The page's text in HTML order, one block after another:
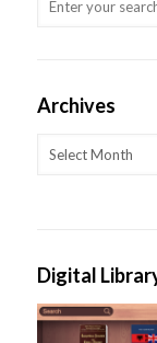
Archives
Digital